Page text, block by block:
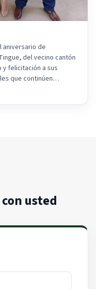
aniversario de
del vecino cantón
y felicitación a sus
que continúen
usted